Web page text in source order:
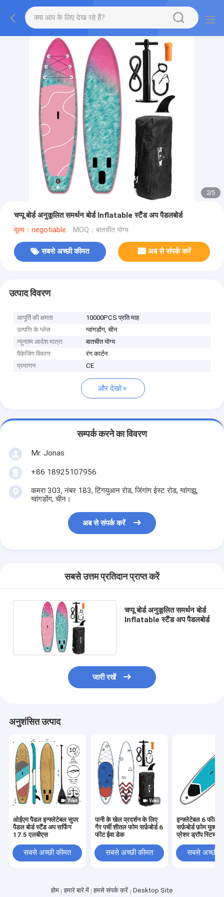
2/5
चप्पू बोर्ड अनुकूलित समर्थन बोर्ड Inflatable स्टैंड अप पैडलबोर्ड
मूल्य：negotiable MOQ：बातचीत योग्य
सबसे अच्छी कीमत अब से संपर्क करें
उत्पाद विवरण
आपूर्ति की क्षमता
10000PCS प्रति माह
उत्पत्ति के प्लेस
ग्वांगडोंग, चीन
न्यूनतम आदेश मात्रा
बातचीत योग्य
पैकेजिंग विवरण
रंग कार्टन
प्रमाणन
CE
और देखो
सम्पर्क करने का विवरण
Mr. Jonas
+86 18925107956
कमरा 303, नंबर 183, टिंगयुआन रोड, जिंगांग ईस्ट रोड, ग्वांगझू,
ग्वांगडोंग, चीन।
अब से संपर्क करें
सबसे उत्तम प्रतिदान प्राप्त करें
चप्पू बोर्ड अनुकूलित समर्थन बोर्ड
Inflatable स्टैंड अप पैडलबोर्ड
जारी रखें
अनुशंसित उत्पाद
ओईएम पैडल इन्फ्लेटेबल सुपर
पैडल बोर्ड स्टैंड अप सर्फिंग
17.5 एलबीएस
सबसे अच्छी कीमत
पानी के खेल प्रदर्शन के लिए
गैर पर्ची शीतल फोम सर्फ़बोर्ड 6
फीट ईवा डेक
सबसे अच्छी कीमत
इन्फ्लेटेबल 6 फीट
सर्फ़बोर्ड फ़ोम युक्त
प्रेशर ड्रॉप स्टिच
सबसे अच्छी
होम हमारे बारे में हमसे संपर्क करें
Desktop Site